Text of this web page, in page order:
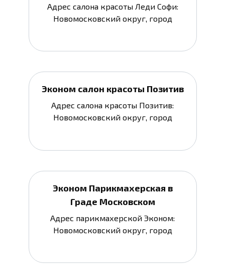
Адрес салона красоты Леди Софи:
Новомосковский округ, город
Эконом салон красоты Позитив
Адрес салона красоты Позитив:
Новомосковский округ, город
Эконом Парикмахерская в
Граде Московском
Адрес парикмахерской Эконом:
Новомосковский округ, город